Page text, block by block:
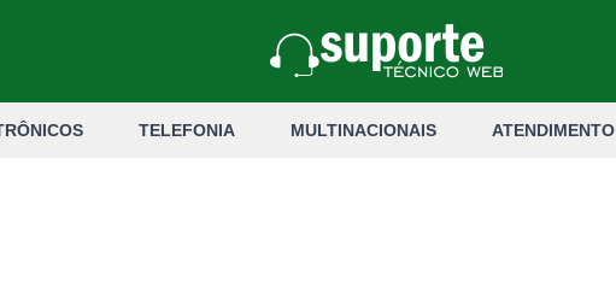
TELEFONIA MULTINACIONAIS ATENDIMENTO